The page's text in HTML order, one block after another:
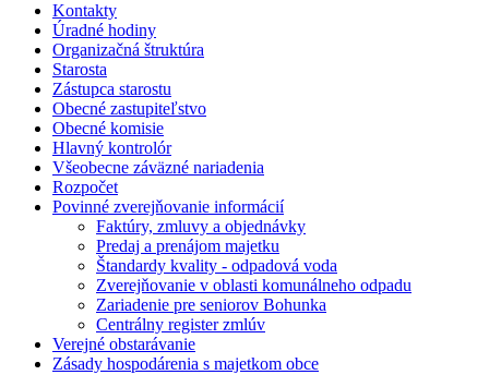
Kontakty
Úradné hodiny
Organizačná štruktúra
Starosta
Zástupca starostu
Obecné zastupiteľstvo
Obecné komisie
Hlavný kontrolór
Všeobecne záväzné nariadenia
Rozpočet
Povinné zverejňovanie informácií
Faktúry, zmluvy a objednávky
Predaj a prenájom majetku
Štandardy kvality - odpadová voda
Zverejňovanie v oblasti komunálneho odpadu
Zariadenie pre seniorov Bohunka
Centrálny register zmlúv
Verejné obstarávanie
Zásady hospodárenia s majetkom obce